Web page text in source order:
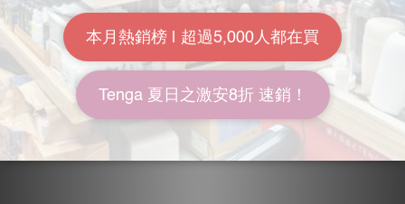
APP遙控｜雙重高潮